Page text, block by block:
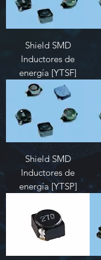
Shield SMD
Inductores de
energía [YTSF]
Shield SMD
Inductores de
energía [YTSP]